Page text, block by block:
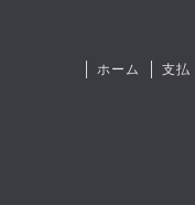
ホーム 支払